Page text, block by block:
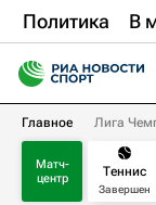
Политика В
Главное Лига
Матч-
центр
Теннис
Завершен